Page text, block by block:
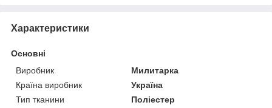
Характеристики
Основні
Виробник
Милитарка
Країна виробник
Україна
Тип тканини
Поліестер